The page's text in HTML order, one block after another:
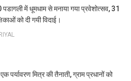
पडागली में धूमधाम से मनाया गया प्रवेशोत्सव, 31
को दी गयी विदाई।
पर्यावरण मित्र की तैनाती, ग्राम प्रधानों को